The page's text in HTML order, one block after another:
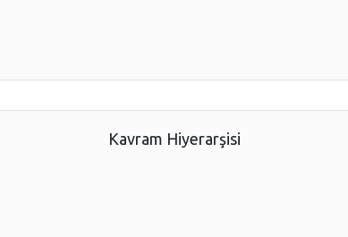
Kavram Hiyerarşisi